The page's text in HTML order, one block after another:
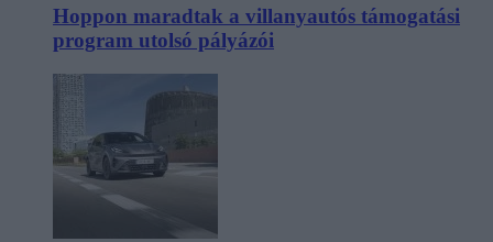
Hoppon maradtak a villanyautós támogatási
program utolsó pályázói